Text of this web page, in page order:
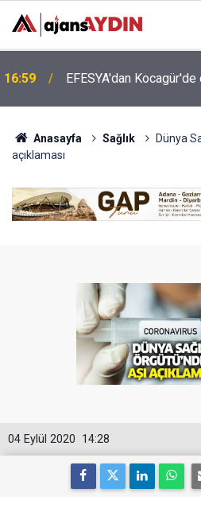
16:46 Aydın'ın turizmi için
Anasayfa Sağlık
Dünya
açıklaması
14:28
04 Eylül 2020